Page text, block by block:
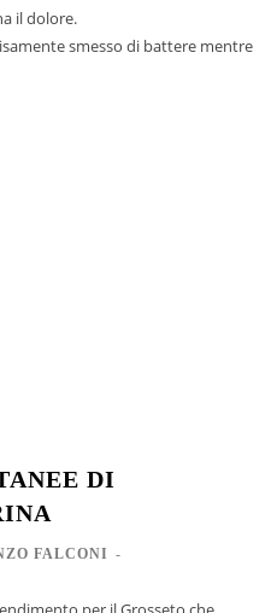
il dolore.
smesso di battere mentre
DI
FALCONI -